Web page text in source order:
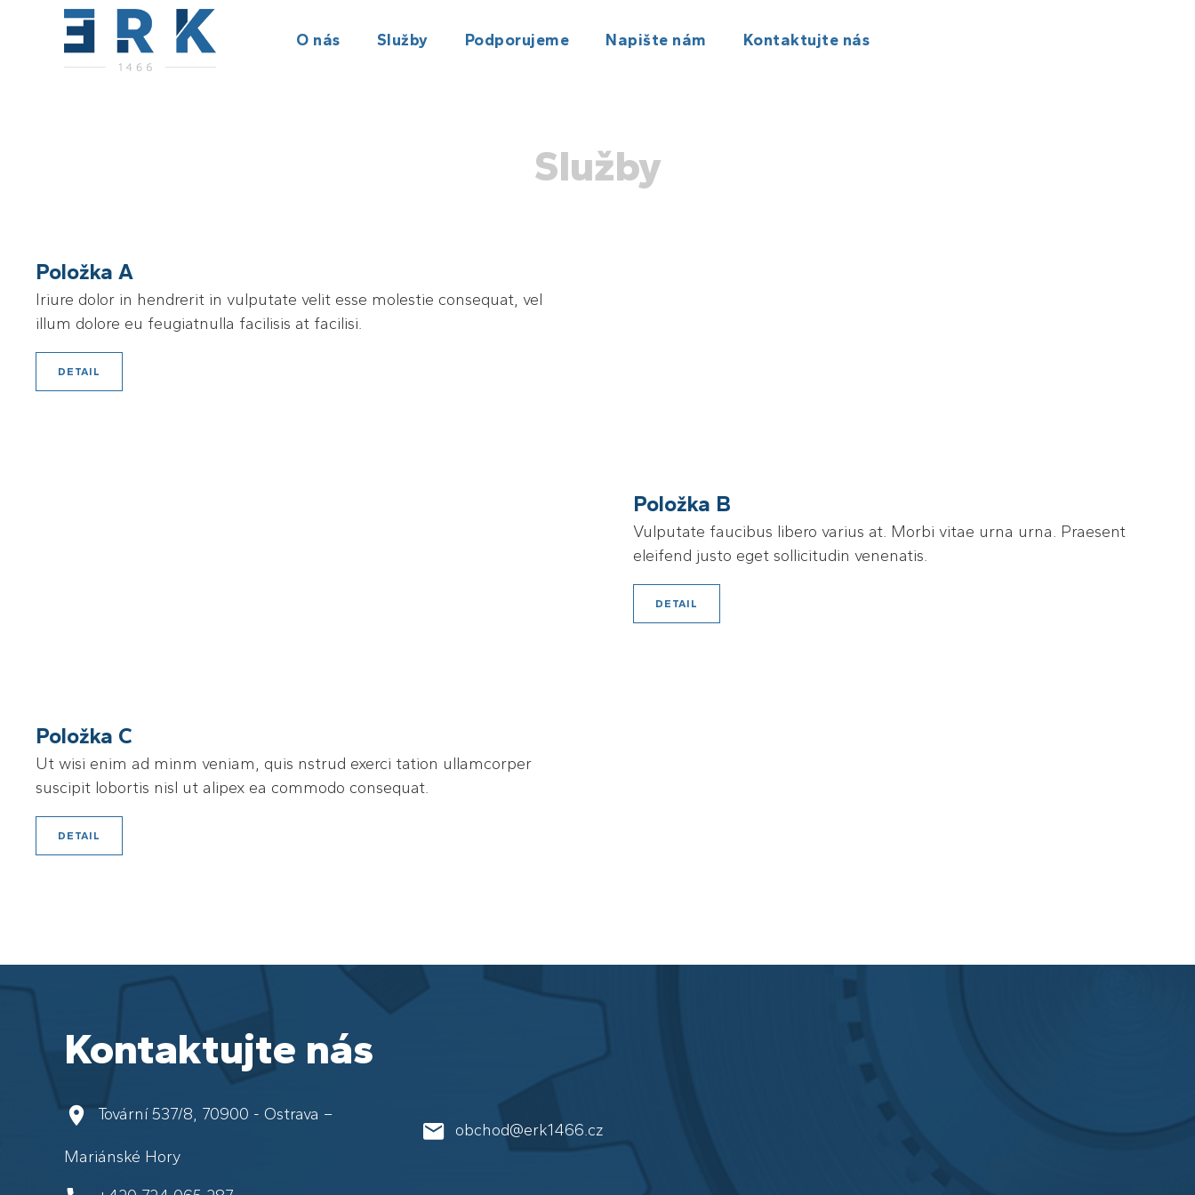
O nás Služby Podporujeme Napište nám Kontaktujte nás
Služby
Položka A
Iriure dolor in hendrerit in vulputate velit esse molestie consequat, vel
illum dolore eu feugiatnulla facilisis at facilisi.
DETAIL
Položka B
Vulputate faucibus libero varius at. Morbi vitae urna urna. Praesent
eleifend justo eget sollicitudin venenatis.
DETAIL
Položka C
Ut wisi enim ad minm veniam, quis nstrud exerci tation ullamcorper
suscipit lobortis nisl ut alipex ea commodo consequat.
DETAIL
Kontaktujte nás
Tovární 537/8, 70900 - Ostrava –
Mariánské Hory
obchod@erk1466.cz